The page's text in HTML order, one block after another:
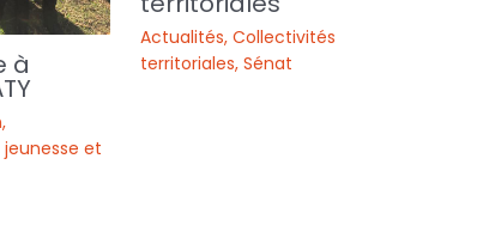
à
,
et
Actualités,Collectivités
territoriales,Sénat